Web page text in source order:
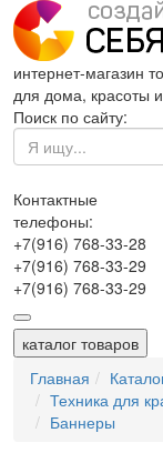
интернет-магазин
для дома, красоты
Поиск по сайту:
Контактные
телефоны:
+7(916) 768-33-28
+7(916) 768-33-29
+7(916) 768-33-29
каталог товаров
Главная
Техника для
Баннеры